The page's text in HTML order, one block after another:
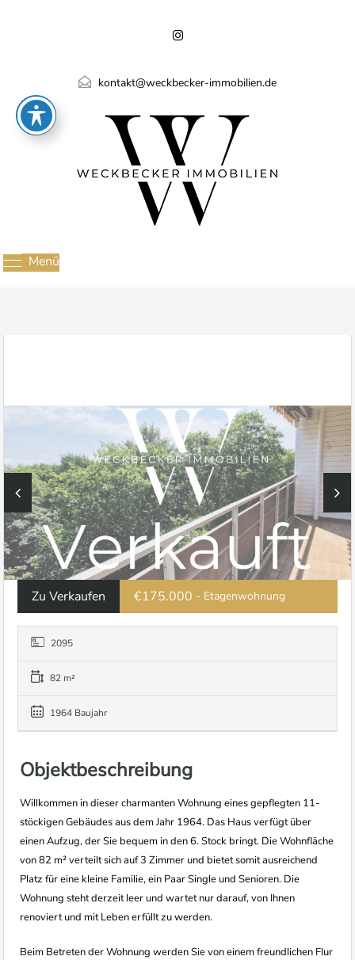
kontakt@weckbecker-immobilien.de
Menü
Zu Verkaufen €175.000 - Etagenwohnung
2095
82 m²
1964 Baujahr
Objektbeschreibung
Willkommen in dieser charmanten Wohnung eines gepflegten 11-
stöckigen Gebäudes aus dem Jahr 1964. Das Haus verfügt über
einen Aufzug, der Sie bequem in den 6. Stock bringt. Die Wohnfläche
von 82 m² verteilt sich auf 3 Zimmer und bietet somit ausreichend
Platz für eine kleine Familie, ein Paar Single und Senioren. Die
Wohnung steht derzeit leer und wartet nur darauf, von Ihnen
renoviert und mit Leben erfüllt zu werden.
Beim Betreten der Wohnung werden Sie von einem freundlichen Flur